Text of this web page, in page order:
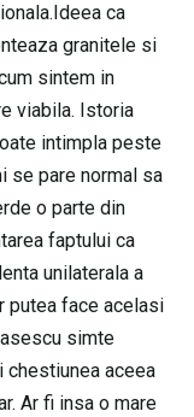
ca
granitele si
sintem in
viabila. Istoria
intimpla peste
se pare normal sa
o parte din
faptului ca
unilaterala a
putea face acelasi
simte
chestiunea aceea
Ar fi insa o mare